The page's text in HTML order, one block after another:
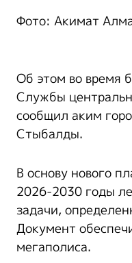
Фото: Акимат
Об этом во время
Службы
сообщил аким
Стыбалды.
В основу нового
2026-2030 годы
задачи,
Документ
мегаполиса.